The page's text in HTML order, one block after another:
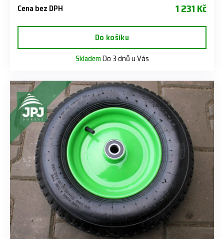
Cena bez DPH 1 231 Kč
Do košíku
SklademDo 3 dnů u Vás